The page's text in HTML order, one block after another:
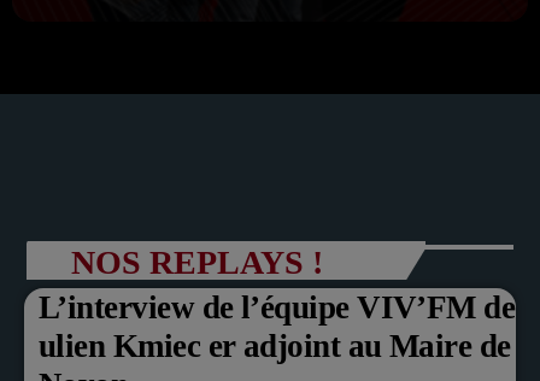
NOS REPLAYS !
L’interview de l’équipe VIV’FM de
ulien Kmiec er adjoint au Maire de